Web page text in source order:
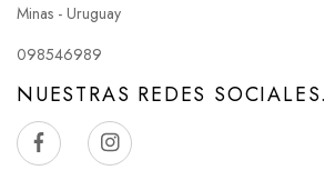
Minas - Uruguay
098546989
NUESTRAS REDES SOCIALES.